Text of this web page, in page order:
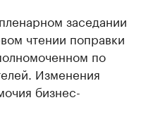
заседании
чтении поправки
по
Изменения
бизнес-